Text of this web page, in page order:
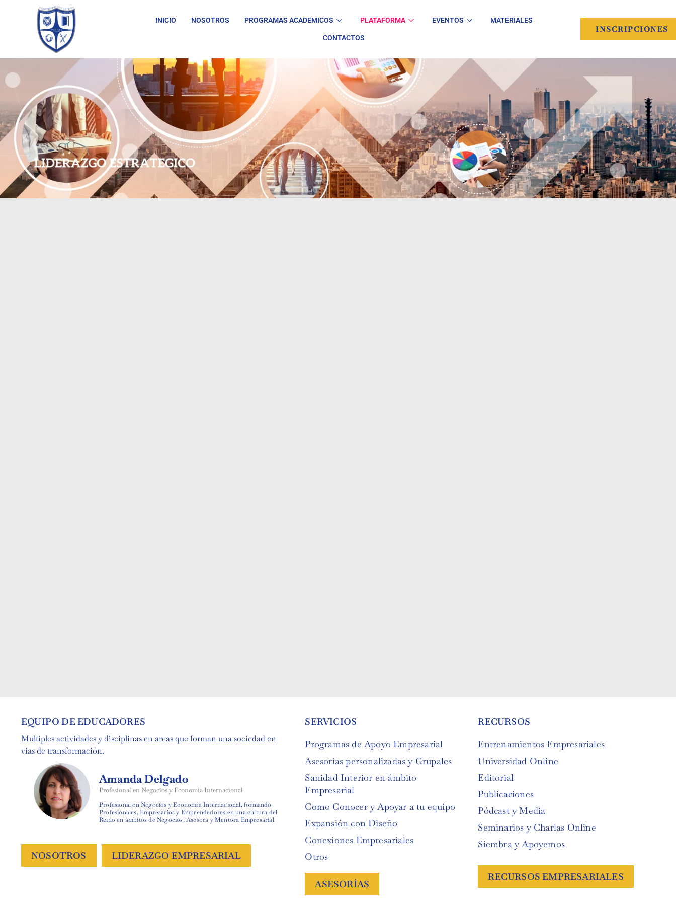
INICIO NOSOTROS PROGRAMAS ACADEMICOS PLATAFORMA EVENTOS MATERIALES
CONTACTOS
INSCRIPCIONES
EQUIPO DE EDUCADORES
Multiples actividades y disciplinas en areas que forman una sociedad en
vias de transformación.
Amanda Delgado
Profesional en Negocios y Economía Internacional
Profesional en Negocios y Economía Internacional, formando
Profesionales, Empresarios y Emprendedores en una cultura del
Reino en ámbitos de Negocios. Asesora y Mentora Empresarial
Anthony Delgado
Profesional en Ingeniería Mecánica y Química
Profesional en Ingeniería Mecánica y Química, con énfasis en
Administración de Recursos en la Industria Pesada Equipos y
Consumibles y Análisis de Mercados, Mentor y Asesor con más de
35 años de Experiencia
NOSOTROS LIDERAZGO EMPRESARIAL
SERVICIOS
Programas de Apoyo Empresarial
Asesorías personalizadas y Grupales
Sanidad Interior en ámbito
Empresarial
Como Conocer y Apoyar a tu equipo
Expansión con Diseño
Conexiones Empresariales
Otros
ASESORÍAS
RECURSOS
Entrenamientos Empresariales
Universidad Online
Editorial
Publicaciones
Pódcast y Media
Seminarios y Charlas Online
Siembra y Apoyemos
RECURSOS EMPRESARIALES